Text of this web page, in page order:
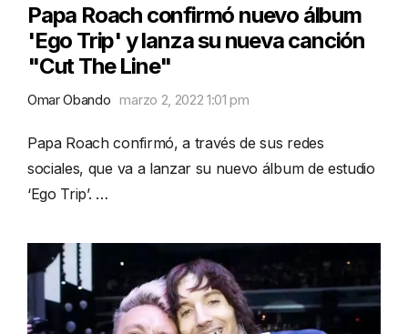
Papa Roach confirmó nuevo álbum
'Ego Trip' y lanza su nueva canción
"Cut The Line"
Omar Obando marzo 2, 2022 1:01 pm
Papa Roach confirmó, a través de sus redes
sociales, que va a lanzar su nuevo álbum de estudio
‘Ego Trip’. …